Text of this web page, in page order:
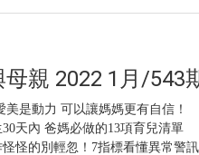
親 2022 1月/543
美是動力 可以讓媽媽更有自信！
天內 爸媽必做的13項育兒清單
怪的別輕忽！7指標看懂異常警訊